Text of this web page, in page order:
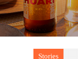
Stories